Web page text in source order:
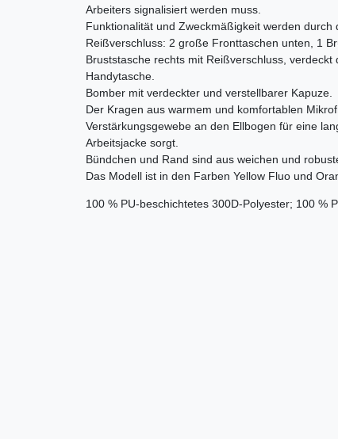
Arbeiters signalisiert werden muss.
Funktionalität und Zweckmäßigkeit werden
Reißverschluss: 2 große Fronttaschen unten, 1
Bruststasche rechts mit Reißverschluss,
Handytasche.
Bomber mit verdeckter und verstellbarer Kapuze.
Der Kragen aus warmem und komfortablen
Verstärkungsgewebe an den Ellbogen für eine
Arbeitsjacke sorgt.
Bündchen und Rand sind aus weichen und
Das Modell ist in den Farben Yellow Fluo und
100 % PU-beschichtetes 300D-Polyester; 100 %